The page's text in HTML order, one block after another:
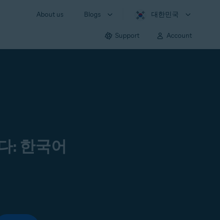
About us Blogs 대한민국
Support Account
: 한국어